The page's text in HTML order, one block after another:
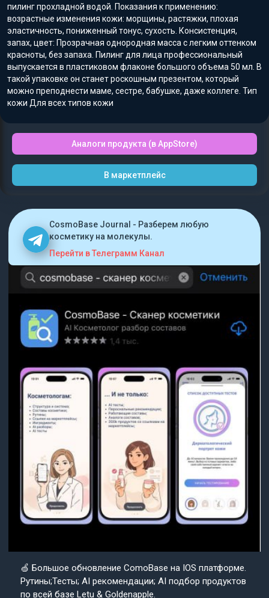
пилинг прохладной водой. Показания к применению:
возрастные изменения кожи: морщины, растяжки, плохая
эластичность, пониженный тонус, сухость. Консистенция,
запах, цвет: Прозрачная однородная масса с легким оттенком
красноты, без запаха. Пилинг для лица профессиональный
выпускается в пластиковом флаконе большого объема 50 мл. В
такой упаковке он станет роскошным презентом, который
можно преподнести маме, сестре, бабушке, даже коллеге. Тип
кожи Для всех типов кожи
Аналоги продукта (в AppStore)
В маркетплейс
CosmoBase Journal - Разберем любую
косметику на молекулы.
Перейти в Телеграмм Канал
🍏 Большое обновление ComoBase на IOS платформе.
Рутины;Тесты; AI рекомендации; AI подбор продуктов
по всей базе Letu & Goldenapple.